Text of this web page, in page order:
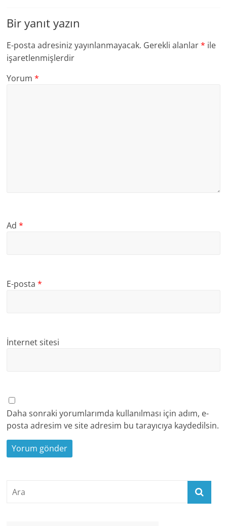
Bir yanıt yazın
E-posta adresiniz yayınlanmayacak. Gerekli alanlar* ile
işaretlenmişlerdir
Yorum*
Ad*
E-posta*
İnternet sitesi
Daha sonraki yorumlarımda kullanılması için adım, e-
posta adresim ve site adresim bu tarayıcıya kaydedilsin.